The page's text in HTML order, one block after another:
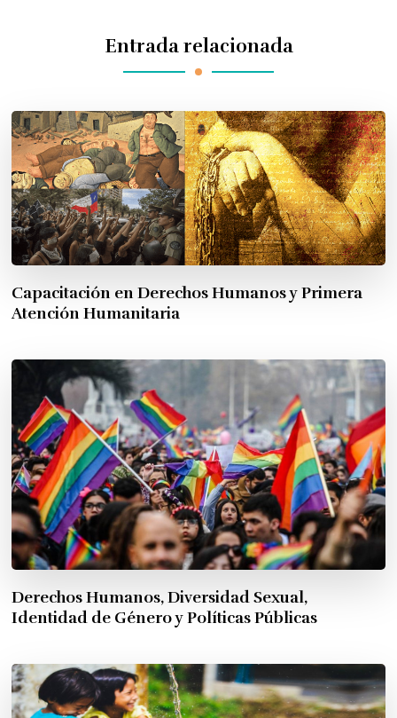
Entrada relacionada
Capacitación en Derechos Humanos y Primera
Atención Humanitaria
Derechos Humanos, Diversidad Sexual,
Identidad de Género y Políticas Públicas